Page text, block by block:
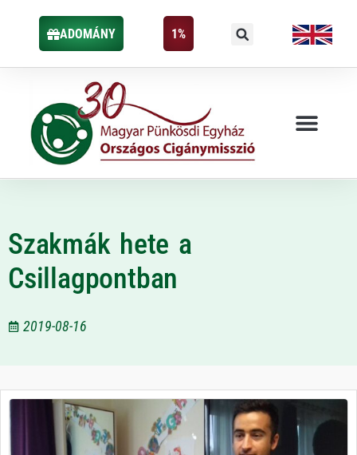
ADOMÁNY 1%
Szakmák hete a
Csillagpontban
2019-08-16